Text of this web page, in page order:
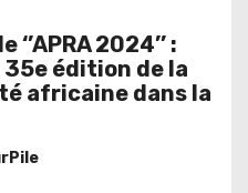
2024’’ :
édition de la
africaine dans la